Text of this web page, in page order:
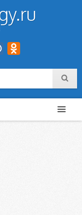
Mail.Ru